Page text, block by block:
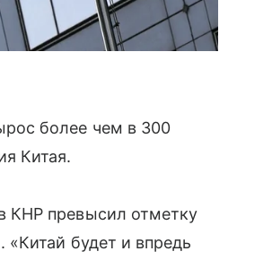
более чем в 300
Китая.
КНР превысил отметку
будет и впредь